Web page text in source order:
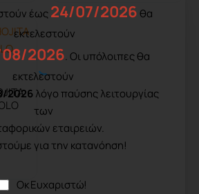
έως24/07/2026 θα
εκτελεστούν
2026. Οι υπόλοιπες θα
εκτελεστούν
2026λόγο παύσης λειτουργίας
των
εταιρειών.
για την κατανόηση!
Οκ Ευχαριστώ!